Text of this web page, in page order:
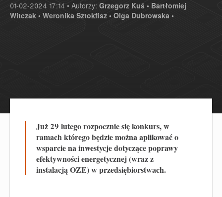
01-02-2024 17:14 • Autorzy: Grzegorz Kuś • Bartłomiej
Witczak • Weronika Sztokfisz • Olga Dubrowska •
Już 29 lutego rozpocznie się konkurs, w
ramach którego będzie można aplikować o
wsparcie na inwestycje dotyczące poprawy
efektywności energetycznej (wraz z
instalacją OZE) w przedsiębiorstwach.